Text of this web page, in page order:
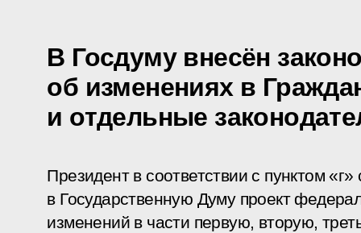
В Госдуму внесён
об изменениях в
и отдельные
Президент в соответствии с пунктом
в Государственную Думу проект
изменений в части первую, вторую,